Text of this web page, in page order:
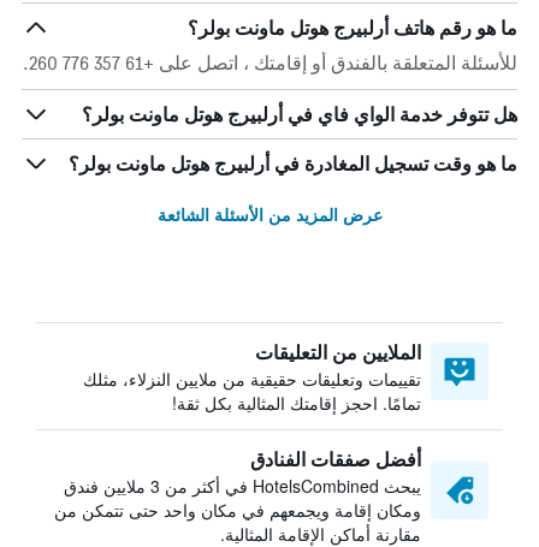
ما هو رقم هاتف أرلبيرج هوتل ماونت بولر؟
للأسئلة المتعلقة بالفندق أو إقامتك ، اتصل على +61 357 776 260.
هل تتوفر خدمة الواي فاي في أرلبيرج هوتل ماونت بولر؟
ما هو وقت تسجيل المغادرة في أرلبيرج هوتل ماونت بولر؟
عرض المزيد من الأسئلة الشائعة
الملايين من التعليقات
تقييمات وتعليقات حقيقية من ملايين النزلاء، مثلك
تمامًا. احجز إقامتك المثالية بكل ثقة!
أفضل صفقات الفنادق
يبحث HotelsCombined في أكثر من 3 ملايين فندق
ومكان إقامة ويجمعهم في مكان واحد حتى تتمكن من
مقارنة أماكن الإقامة المثالية.